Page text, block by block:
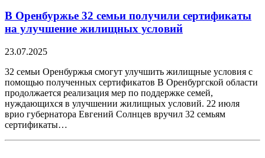
В Оренбуржье 32 семьи получили сертификаты
на улучшение жилищных условий
23.07.2025
32 семьи Оренбуржья смогут улучшить жилищные условия с
помощью полученных сертификатов В Оренбургской области
продолжается реализация мер по поддержке семей,
нуждающихся в улучшении жилищных условий. 22 июля
врио губернатора Евгений Солнцев вручил 32 семьям
сертификаты…